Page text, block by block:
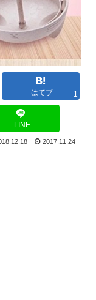
はてブ 1
LINE
2017.11.24